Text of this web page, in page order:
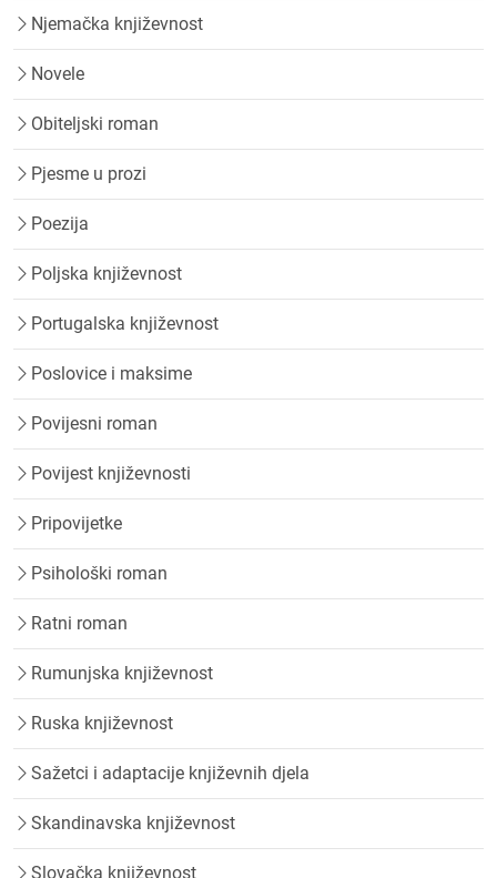
Njemačka književnost
Novele
Obiteljski roman
Pjesme u prozi
Poezija
Poljska književnost
Portugalska književnost
Poslovice i maksime
Povijesni roman
Povijest književnosti
Pripovijetke
Psihološki roman
Ratni roman
Rumunjska književnost
Ruska književnost
Sažetci i adaptacije književnih djela
Skandinavska književnost
Slovačka književnost